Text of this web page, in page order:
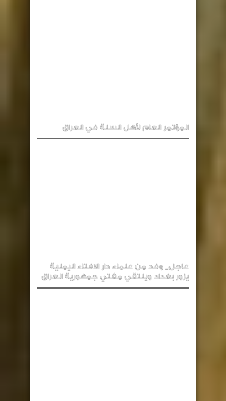
المؤتمر العام لأهل السنة في العراق
عاجل_ وفد من علماء دار الافتاء اليمنية
يزور بغداد ويلتقي مفتي جمهورية العراق